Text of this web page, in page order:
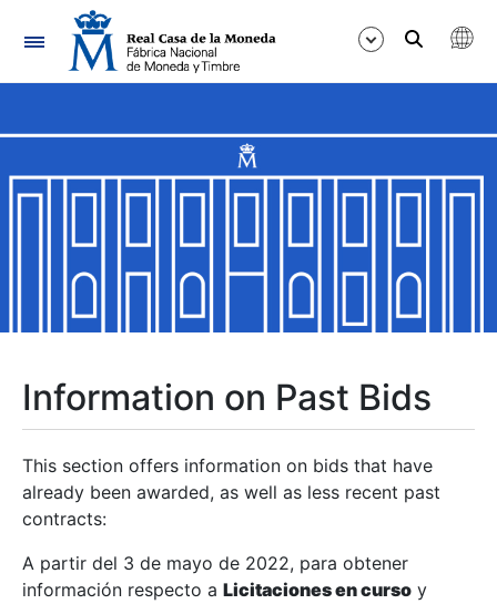
Navigation
Show/Hide
Show/Hide
Show/Hide
Show/Hide
Show/Hide
Information on Past Bids
This section offers information on bids that have
already been awarded, as well as less recent past
contracts:
A partir del 3 de mayo de 2022, para obtener
información respecto a Licitaciones en curso y